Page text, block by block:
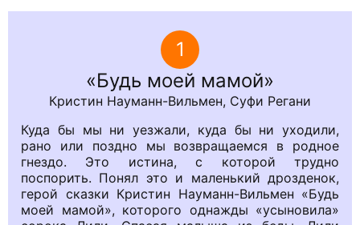
1
Будь моей мамой
Кристин Науманн-Вильмен, Суфи Регани
Куда бы мы ни уезжали, куда бы ни уходили,
рано или поздно мы возвращаемся в родное
гнездо. Это истина, с которой трудно
поспорить. Понял это и маленький дрозденок,
герой сказки Кристин Науманн-Вильмен «Будь
моей мамой», которого однажды «усыновила»